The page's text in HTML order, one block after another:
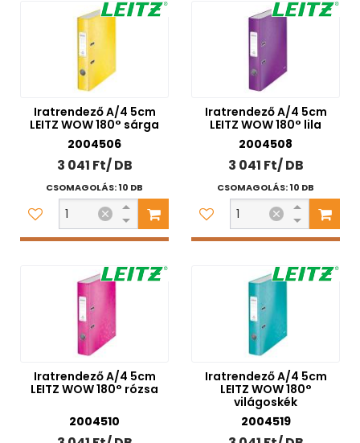
Iratrendező A/4 5cm
LEITZ WOW 180° sárga
2004506
3 041 Ft/ DB
CSOMAGOLÁS: 10 DB
Iratrendező A/4 5cm
LEITZ WOW 180° lila
2004508
3 041 Ft/ DB
CSOMAGOLÁS: 10 DB
Iratrendező A/4 5cm
LEITZ WOW 180° rózsa
2004510
Iratrendező A/4 5cm
LEITZ WOW 180°
világoskék
2004519